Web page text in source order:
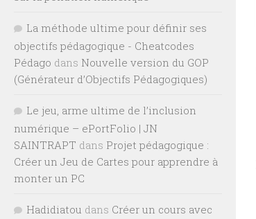
La méthode ultime pour définir ses
objectifs pédagogique - Cheatcodes
Pédago dans Nouvelle version du GOP
(Générateur d’Objectifs Pédagogiques)
Le jeu, arme ultime de l’inclusion
numérique – ePortFolio | JN
SAINTRAPT dans Projet pédagogique :
Créer un Jeu de Cartes pour apprendre à
monter un PC
Hadidiatou dans Créer un cours avec